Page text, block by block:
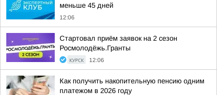
меньше 45 дней
12:06
Стартовал приём заявок на 2 сезон
Росмолодёжь.Гранты
КУРСК 12:06
Как получить накопительную пенсию одним
платежом в 2026 году